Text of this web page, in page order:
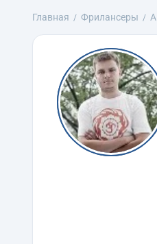
Главная Фрилансеры